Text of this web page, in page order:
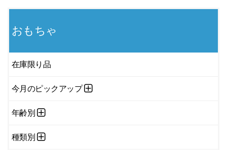
おもちゃ
在庫限り品
今月のピックアップ
年齢別
種類別